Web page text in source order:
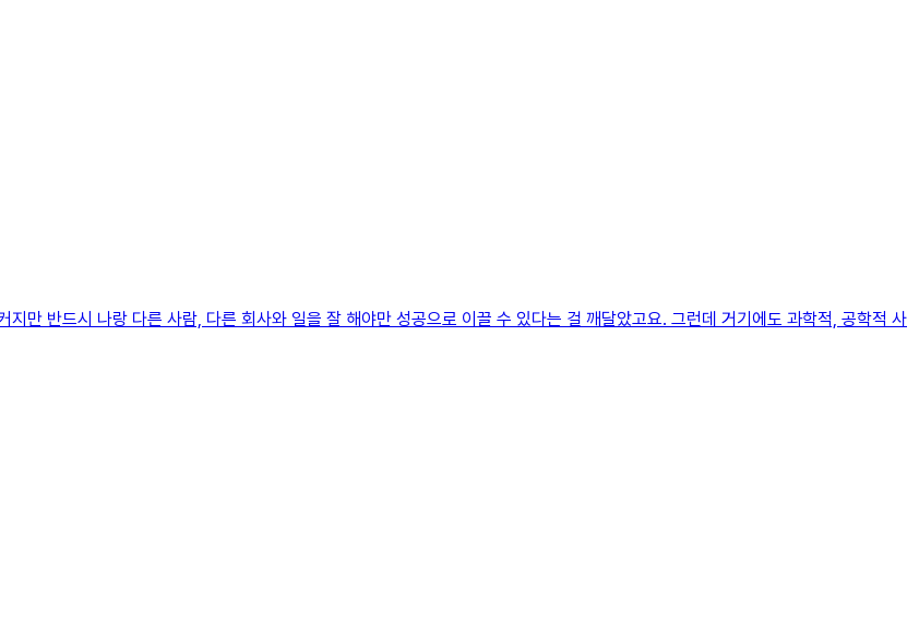
만 반드시 나랑 다른 사람, 다른 회사와 일을 잘 해야만 성공으로 이끌 수 있다는 걸 깨달았고요. 그런데 거기에도 과학적, 공학적 사